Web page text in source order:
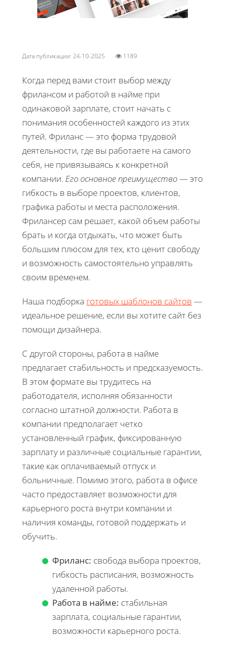
Дата публикации: 24-10-2025 1189
Когда перед вами стоит выбор между
фрилансом и работой в найме при
одинаковой зарплате, стоит начать с
понимания особенностей каждого из этих
путей. Фриланс — это форма трудовой
деятельности, где вы работаете на самого
себя, не привязываясь к конкретной
компании. Его основное преимущество— это
гибкость в выборе проектов, клиентов,
графика работы и места расположения.
Фрилансер сам решает, какой объем работы
брать и когда отдыхать, что может быть
большим плюсом для тех, кто ценит свободу
и возможность самостоятельно управлять
своим временем.
Наша подборка готовых шаблонов сайтов —
идеальное решение, если вы хотите сайт без
помощи дизайнера.
С другой стороны, работа в найме
предлагает стабильность и предсказуемость.
В этом формате вы трудитесь на
работодателя, исполняя обязанности
согласно штатной должности. Работа в
компании предполагает четко
установленный график, фиксированную
зарплату и различные социальные гарантии,
такие как оплачиваемый отпуск и
больничные. Помимо этого, работа в офисе
часто предоставляет возможности для
карьерного роста внутри компании и
наличия команды, готовой поддержать и
обучить.
Фриланс: свобода выбора проектов,
гибкость расписания, возможность
удаленной работы.
Работа в найме: стабильная
зарплата, социальные гарантии,
возможности карьерного роста.